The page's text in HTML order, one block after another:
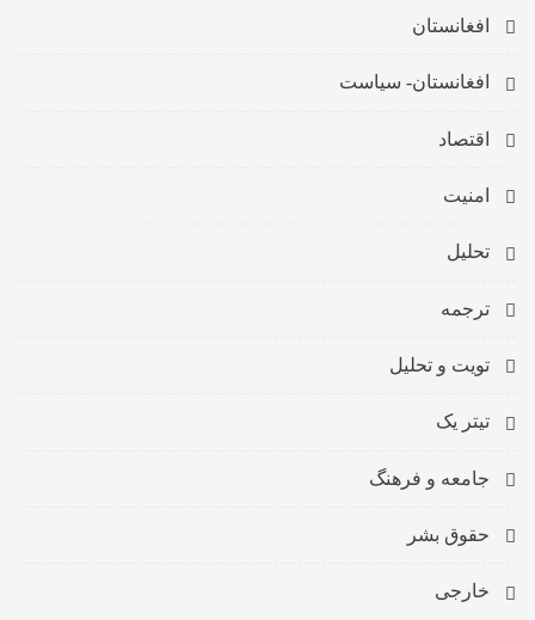
افغانستان
افغانستان- سیاست
اقتصاد
امنیت
تحلیل
ترجمه
تویت و تحلیل
تیتر یک
جامعه و فرهنگ
حقوق بشر
خارجی